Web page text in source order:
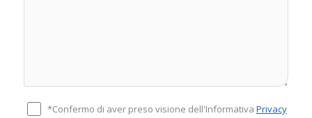
*Confermo di aver preso visione dell'Informativa Privacy